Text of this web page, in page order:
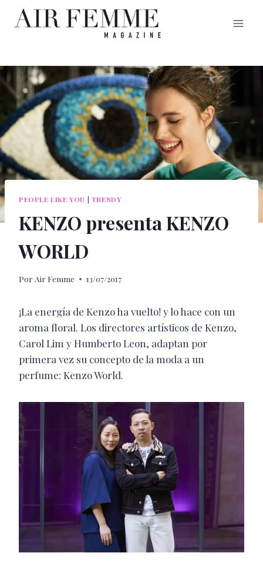
Saltar
PEOPLE LIKE YOU | TRENDY
KENZO presenta KENZO
WORLD
Por Air Femme 13/07/2017
¡La energía de Kenzo ha vuelto! y lo hace con un
aroma floral. Los directores artísticos de Kenzo,
Carol Lim y Humberto Leon, adaptan por
primera vez su concepto de la moda a un
perfume: Kenzo World.